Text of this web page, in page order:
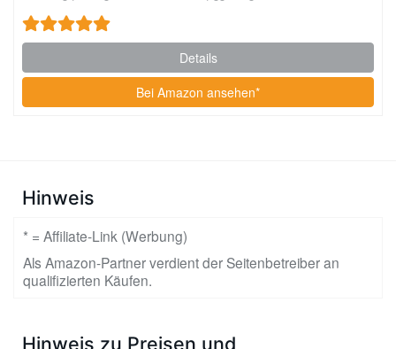
Details
Bei Amazon ansehen*
Hinweis
* = Affiliate-Link (Werbung)
Als Amazon-Partner verdient der Seitenbetreiber an
qualifizierten Käufen.
Hinweis zu Preisen und